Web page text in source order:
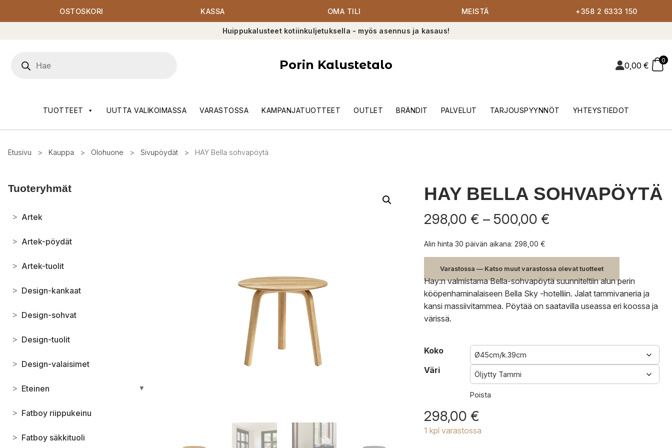
OSTOSKORI KASSA OMA TILI MEISTÄ +358 2 6333 150
Huippukalusteet kotiinkuljetuksella - myös asennus ja kasaus!
search
Porin Kalustetalo 0,00 €
0
TUOTTEET UUTTA VALIKOIMASSA VARASTOSSA KAMPANJATUOTTEET OUTLET BRÄNDIT PALVELUT TARJOUSPYYNNÖT YHTEYSTIEDOT
Etusivu > Kauppa > Olohuone > Sivupöydät > HAY Bella sohvapöytä
Tuoteryhmät
> Artek
> Artek-pöydät
> Artek-tuolit
> Design-kankaat
> Design-sohvat
> Design-tuolit
> Design-valaisimet
> Eteinen ▼
> Fatboy riippukeinu
> Fatboy säkkituoli
HAY BELLA SOHVAPÖYTÄ
298,00 € – 500,00 €
500,00 €
Alin hinta 30 päivän aikana: 298,00 €
Varastossa — Katso muut varastossa olevat tuotteet
Hay:n valmistama Bella-sohvapöytä suunniteltiin alun perin
kööpenhaminalaiseen Bella Sky -hotelliin. Jalat tammivaneria ja
kansi massiivitammea. Pöytää on saatavilla useassa eri koossa ja
värissä.
Koko
Väri
Poista
298,00 €
1 kpl varastossa